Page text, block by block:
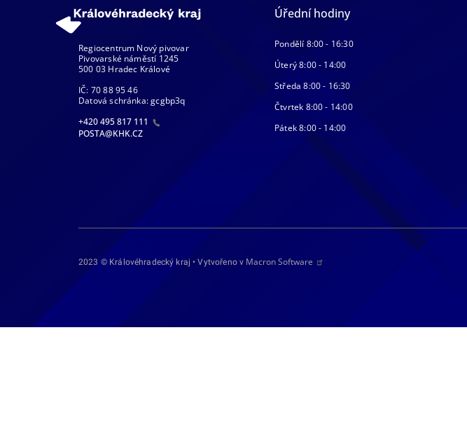
Regiocentrum Nový pivovar
Pivovarské náměstí 1245
500 03 Hradec Králové
IČ: 70 88 95 46
Datová schránka: gcgbp3q
+420 495 817 111
POSTA@KHK.CZ
Úřední hodiny
Pondělí 8:00 - 16:30
Úterý 8:00 - 14:00
Středa 8:00 - 16:30
Čtvrtek 8:00 - 14:00
Pátek 8:00 - 14:00
2023 © Královéhradecký kraj • Vytvořeno v Macron Software